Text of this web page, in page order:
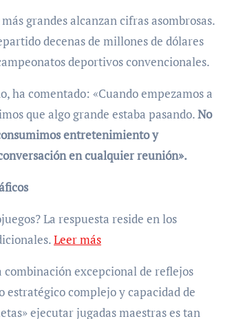
grandes alcanzan cifras asombrosas.
decenas de millones de dólares
deportivos convencionales.
ha comentado: «Cuando empezamos a
que algo grande estaba pasando.No
entretenimiento y
en cualquier reunión».
La respuesta reside en los
Leer más
excepcional de reflejos
complejo y capacidad de
ejecutar jugadas maestras es tan